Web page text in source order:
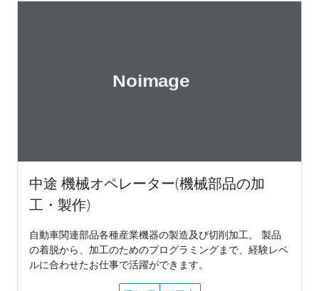
中途 機械オペレーター(機械部品の加
工・製作)
自動車関連部品各種産業機器の製造及び切削加工。 製品
の着脱から、加工のためのプログラミングまで、経験レベ
ルに合わせたお仕事で活躍ができます。